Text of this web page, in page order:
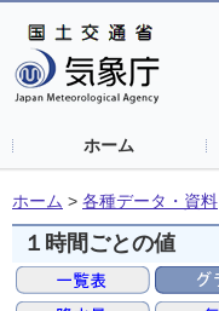
ホーム
ホーム > 各種データ・資料
１時間ごとの値